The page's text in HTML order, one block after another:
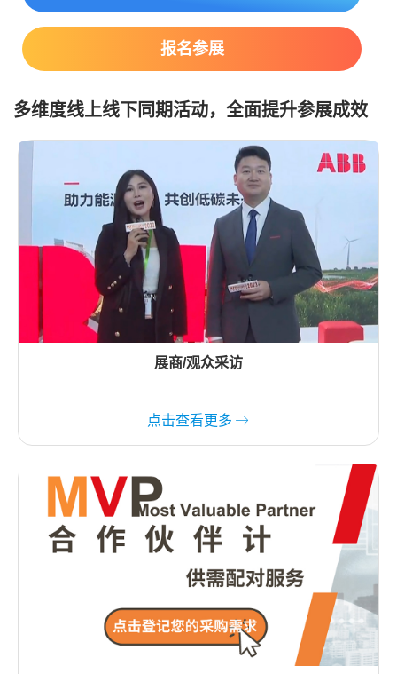
报名参展
多维度线上线下同期活动，全面提升参展成效
展商/观众采访
点击查看更多